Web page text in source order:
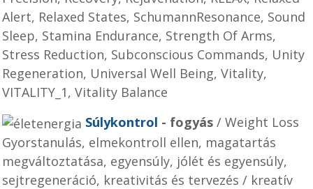
Alert, Relaxed States, SchumannResonance, Sound
Sleep, Stamina Endurance, Strength Of Arms,
Stress Reduction, Subconscious Commands, Unity
Regeneration, Universal Well Being, Vitality,
VITALITY_1, Vitality Balance
Súlykontrol - fogyás / Weight Loss
Gyorstanulás, elmekontroll ellen, magatartás
megváltoztatása, egyensúly, jólét és egyensúly,
sejtregeneráció, kreativitás és tervezés / kreatív